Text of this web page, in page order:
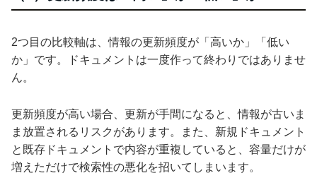
2つ目の比較軸は、情報の更新頻度が「高いか」「低い
か」です。ドキュメントは一度作って終わりではありませ
ん。
更新頻度が高い場合、更新が手間になると、情報が古いま
ま放置されるリスクがあります。また、新規ドキュメント
と既存ドキュメントで内容が重複していると、容量だけが
増えただけで検索性の悪化を招いてしまいます。